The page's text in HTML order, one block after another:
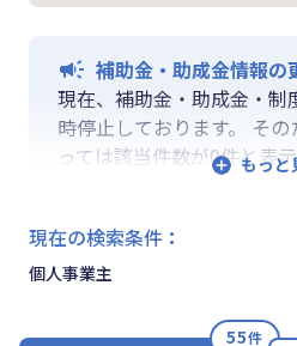
補助金・助成金情報の
現在、補助金・助成金・制
時停止しております。 そ
っては該当件数が0件と表
ます。 ご迷惑をおかけし
なお、融資情報、ならびに
談する」の各機能は通常通
現在の検索条件 ：
個人事業主
55件